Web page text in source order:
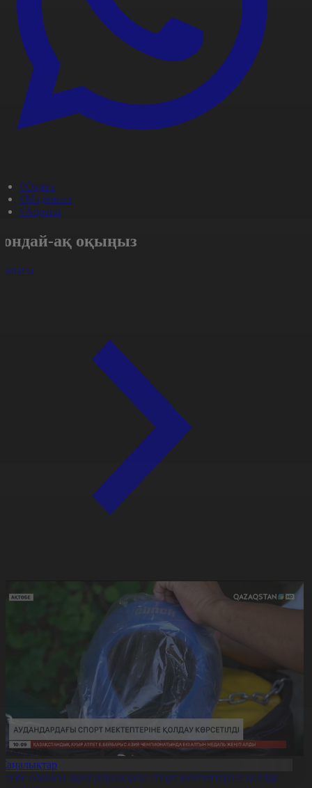
#Оқиға
#Мәдениет
#Aqparat
ақ оқыңыз
облысы аудандарындағы спорт мектептеріне қолдау